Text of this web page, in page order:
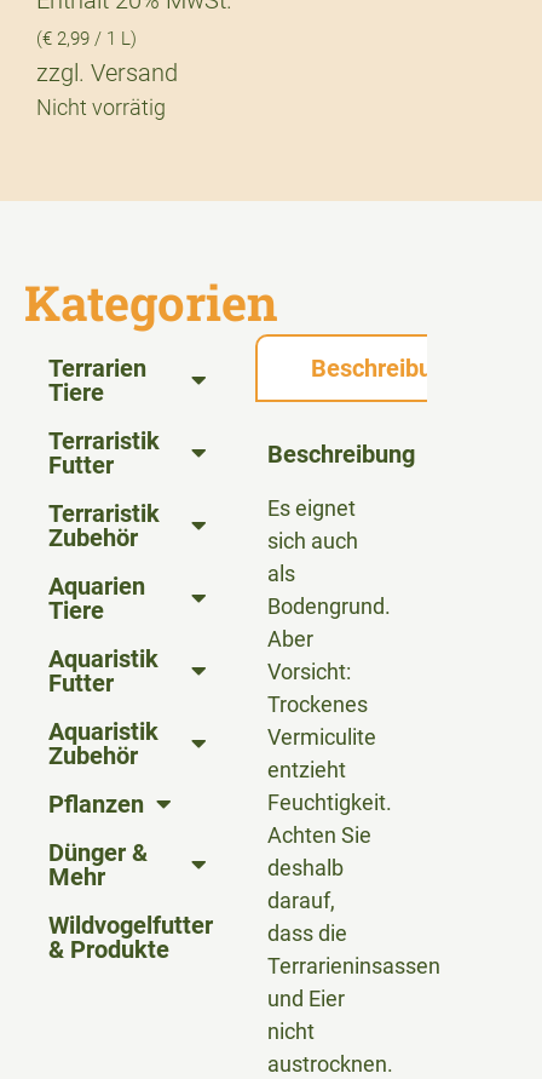
(€ 2,99 / 1 L)
zzgl. Versand
Nicht vorrätig
Kategorien
Terrarien
Tiere
Terraristik
Futter
Terraristik
Zubehör
Aquarien
Tiere
Aquaristik
Futter
Aquaristik
Zubehör
Pflanzen
Dünger &
Mehr
Wildvogelfutter
& Produkte
Beschreibung
Beschreibung
Es eignet
sich auch
als
Bodengrund.
Aber
Vorsicht:
Trockenes
Vermiculite
entzieht
Feuchtigkeit.
Achten Sie
deshalb
darauf,
dass die
Terrarieninsassen
und Eier
nicht
austrocknen.